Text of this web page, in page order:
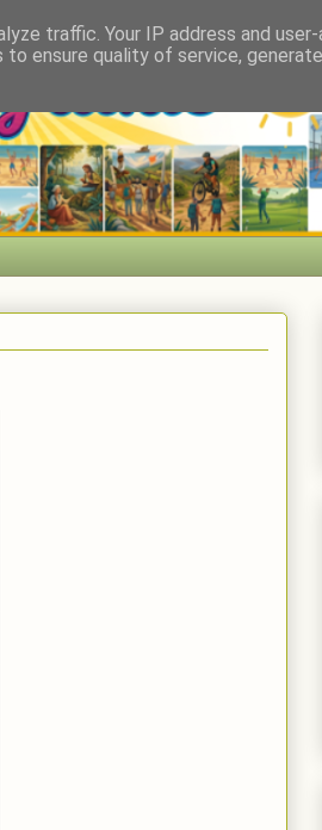
traffic. Your IP address and
ensure quality of service,